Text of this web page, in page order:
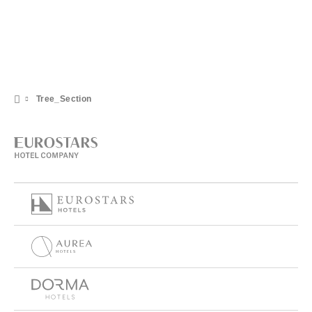
Tree_Section